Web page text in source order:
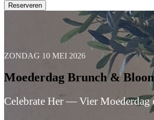
Reserveren
ZONDAG 10 MEI 2026
Moederdag Brunch &
Celebrate Her — Vier Moederdag